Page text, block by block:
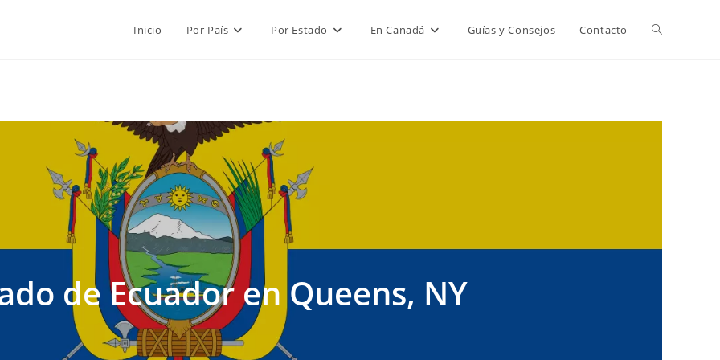
Inicio Por País Por Estado En Canadá Guías y Consejos Contacto Alternar
de Ecuador en Queens, NY